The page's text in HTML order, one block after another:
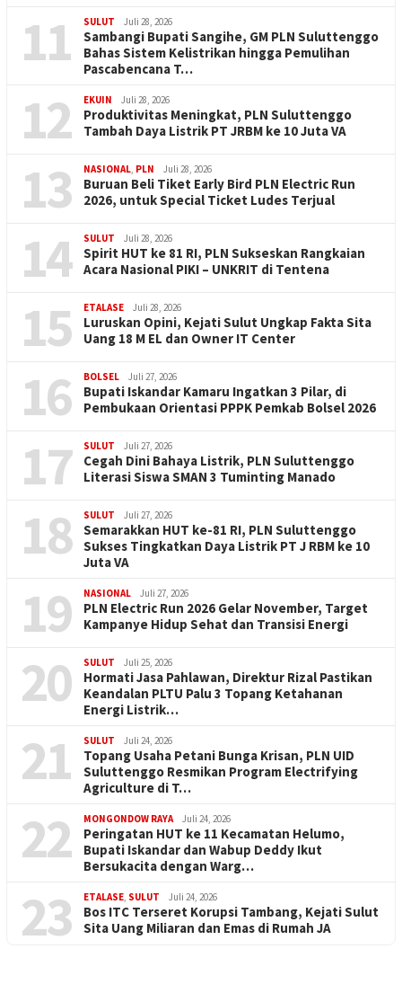
11 SULUT Juli 28, 2026
Sambangi Bupati Sangihe, GM PLN Suluttenggo
Bahas Sistem Kelistrikan hingga Pemulihan
Pascabencana T…
12 EKUIN Juli 28, 2026
Produktivitas Meningkat, PLN Suluttenggo
Tambah Daya Listrik PT JRBM ke 10 Juta VA
13 NASIONAL PLN Juli 28, 2026
Buruan Beli Tiket Early Bird PLN Electric Run
2026, untuk Special Ticket Ludes Terjual
14 SULUT Juli 28, 2026
Spirit HUT ke 81 RI, PLN Sukseskan Rangkaian
Acara Nasional PIKI – UNKRIT di Tentena
15 ETALASE Juli 28, 2026
Luruskan Opini, Kejati Sulut Ungkap Fakta Sita
Uang 18 M EL dan Owner IT Center
16 BOLSEL Juli 27, 2026
Bupati Iskandar Kamaru Ingatkan 3 Pilar, di
Pembukaan Orientasi PPPK Pemkab Bolsel 2026
17 SULUT Juli 27, 2026
Cegah Dini Bahaya Listrik, PLN Suluttenggo
Literasi Siswa SMAN 3 Tuminting Manado
18 SULUT Juli 27, 2026
Semarakkan HUT ke-81 RI, PLN Suluttenggo
Sukses Tingkatkan Daya Listrik PT J RBM ke 10
Juta VA
19 NASIONAL Juli 27, 2026
PLN Electric Run 2026 Gelar November, Target
Kampanye Hidup Sehat dan Transisi Energi
20 SULUT Juli 25, 2026
Hormati Jasa Pahlawan, Direktur Rizal Pastikan
Keandalan PLTU Palu 3 Topang Ketahanan
Energi Listrik…
21 SULUT Juli 24, 2026
Topang Usaha Petani Bunga Krisan, PLN UID
Suluttenggo Resmikan Program Electrifying
Agriculture di T…
22 MONGONDOW RAYA Juli 24, 2026
Peringatan HUT ke 11 Kecamatan Helumo,
Bupati Iskandar dan Wabup Deddy Ikut
Bersukacita dengan Warg…
23 ETALASE SULUT Juli 24, 2026
Bos ITC Terseret Korupsi Tambang, Kejati Sulut
Sita Uang Miliaran dan Emas di Rumah JA